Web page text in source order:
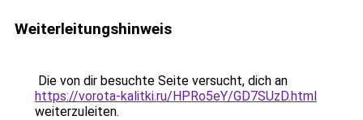
Weiterleitungshinweis
Die von dir besuchte Seite versucht, dich an
https://vorota-kalitki.ru/HPRo5eY/GD7SUzD.html
weiterzuleiten.